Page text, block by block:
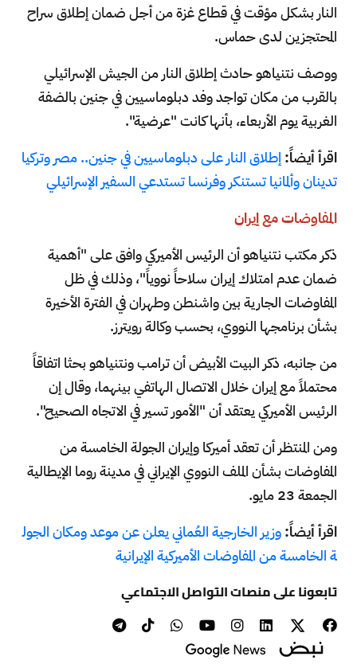
النار بشكل مؤقت في قطاع غزة من أجل ضمان إطلاق سراح
المحتجزين لدى حماس.
ووصف نتنياهو حادث إطلاق النار من الجيش الإسرائيلي
بالقرب من مكان تواجد وفد دبلوماسيين في جنين بالضفة
الغربية يوم الأربعاء، بأنها كانت "عرضية".
اقرأ أيضاً: إطلاق النار على دبلوماسيين في جنين.. مصر وتركيا
تدينان وألمانيا تستنكر وفرنسا تستدعي السفير الإسرائيلي
المفاوضات مع إيران
ذكر مكتب نتنياهو أن الرئيس الأميركي وافق على "أهمية
ضمان عدم امتلاك إيران سلاحاً نووياً"، وذلك في ظل
المفاوضات الجارية بين واشنطن وطهران في الفترة الأخيرة
بشأن برنامجها النووي، بحسب وكالة رويترز.
من جانبه، ذكر البيت الأبيض أن ترامب ونتنياهو بحثا اتفاقاً
محتملاً مع إيران خلال الاتصال الهاتفي بينهما، وقال إن
الرئيس الأميركي يعتقد أن "الأمور تسير في الاتجاه الصحيح".
ومن المنتظر أن تعقد أميركا وإيران الجولة الخامسة من
المفاوضات بشأن الملف النووي الإيراني في مدينة روما الإيطالية
الجمعة 23 مايو.
اقرأ أيضاً:وزير الخارجية العُماني يعلن عن موعد ومكان الجول
ة الخامسة من المفاوضات الأميركية الإيرانية
تابعونا على منصات التواصل الاجتماعي